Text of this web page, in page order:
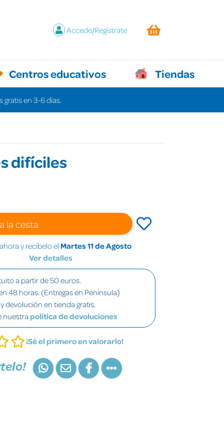
Accede/Regístrate
Centros educativos Tiendas
gratis en 3-6 días.
difíciles
la cesta
y recíbelo el Martes 11 de Agosto
Ver detalles
a partir de 50 euros.
48 horas. (Entregas en Península)
devolución en tienda gratis.
nuestra política de devoluciones
¡Sé el primero en valorarlo!